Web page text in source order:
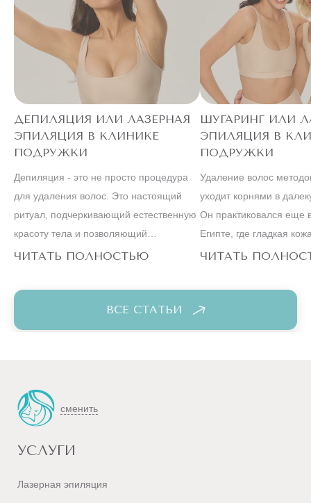
АКЦИЯ! ЛАЗЕРНАЯ
ЭПИЛЯЦИЯ "ВСЕ
АЛЕКСАНДРИТОВОМ
ЛАЗЕРЕ
ШЕЯ
ВСЕ
ТЕЛО
ДЕПИЛЯЦИЯ ИЛИ ЛАЗЕРНАЯ
ЭПИЛЯЦИЯ В КЛИНИКЕ
ПОДРУЖКИ
Депиляция - это не просто процедура
для удаления волос. Это настоящий
ритуал, подчеркивающий естественную
красоту тела и позволяющий
чувствовать себя уверенно и
ЧИТАТЬ ПОЛНОСТЬЮ
ШУГАРИНГ ИЛИ
ЭПИЛЯЦИЯ В
ПОДРУЖКИ
Удаление волос
уходит корнями в
Он практиковался еще
Египте, где гладкая
обязательным
считалось крайне
ЧИТАТЬ
ВСЕ СТАТЬИ
сменить
УСЛУГИ
Лазерная эпиляция